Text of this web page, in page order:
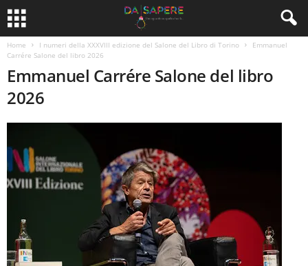
Home I numeri della XXXVIII edizione del Salone del Libro di Torino
Emmanuel
Carrére Salone del libro 2026
Emmanuel Carrére Salone del libro
2026